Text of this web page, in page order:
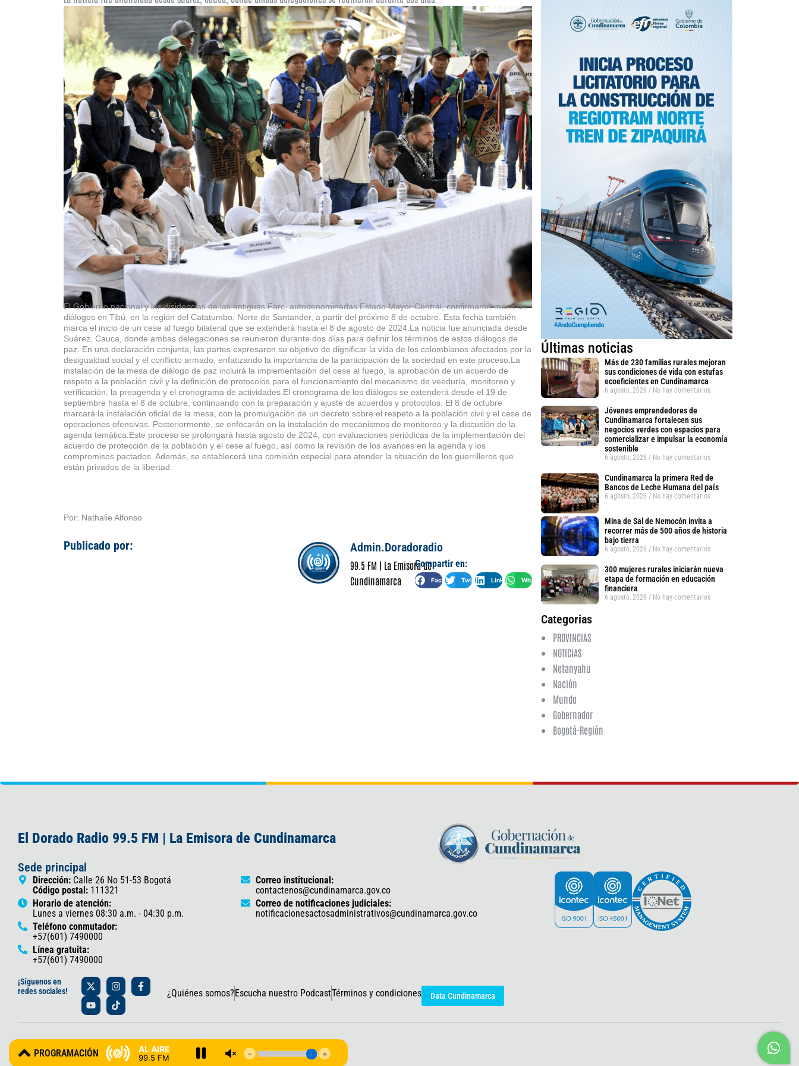
El Gobierno nacional y las disidencias de las antiguas Farc, autodenominadas Estado Mayor Central, confirmaron mesa de
diálogos en Tibú, en la región del Catatumbo, Norte de Santander, a partir del próximo 8 de octubre. Esta fecha también
marca el inicio de un cese al fuego bilateral que se extenderá hasta el 8 de agosto de 2024.La noticia fue anunciada desde
Suárez, Cauca, donde ambas delegaciones se reunieron durante dos días para definir los términos de estos diálogos de
paz. En una declaración conjunta, las partes expresaron su objetivo de dignificar la vida de los colombianos afectados por la
desigualdad social y el conflicto armado, enfatizando la importancia de la participación de la sociedad en este proceso.La
instalación de la mesa de diálogo de paz incluirá la implementación del cese al fuego, la aprobación de un acuerdo de
respeto a la población civil y la definición de protocolos para el funcionamiento del mecanismo de veeduría, monitoreo y
verificación, la preagenda y el cronograma de actividades.El cronograma de los diálogos se extenderá desde el 19 de
septiembre hasta el 8 de octubre, continuando con la preparación y ajuste de acuerdos y protocolos. El 8 de octubre
marcará la instalación oficial de la mesa, con la promulgación de un decreto sobre el respeto a la población civil y el cese de
operaciones ofensivas. Posteriormente, se enfocarán en la instalación de mecanismos de monitoreo y la discusión de la
agenda temática.Este proceso se prolongará hasta agosto de 2024, con evaluaciones periódicas de la implementación del
acuerdo de protección de la población y el cese al fuego, así como la revisión de los avances en la agenda y los
compromisos pactados. Además, se establecerá una comisión especial para atender la situación de los guerrilleros que
están privados de la libertad.
Por: Nathalie Alfonso
Publicado por: Admin.Doradoradio
99.5 FM | La Emisora de
Cundinamarca
Compartir en:
Facebook Twitter LinkedIn WhatsApp
Últimas noticias
Más de 230 familias rurales mejoran
sus condiciones de vida con estufas
ecoeficientes en Cundinamarca
6 agosto, 2026 No hay comentarios
Jóvenes emprendedores de
Cundinamarca fortalecen sus
negocios verdes con espacios para
comercializar e impulsar la economía
sostenible
6 agosto, 2026 No hay comentarios
Cundinamarca la primera Red de
Bancos de Leche Humana del país
6 agosto, 2026 No hay comentarios
Mina de Sal de Nemocón invita a
recorrer más de 500 años de historia
bajo tierra
6 agosto, 2026 No hay comentarios
300 mujeres rurales iniciarán nueva
etapa de formación en educación
financiera
6 agosto, 2026 No hay comentarios
Categorias
PROVINCIAS
NOTICIAS
Netanyahu
Nación
Mundo
Gobernador
Bogotá-Región
El Dorado Radio 99.5 FM | La Emisora de Cundinamarca
Sede principal
Dirección: Calle 26 No 51-53 Bogotá
Código postal: 111321
Horario de atención:
Lunes a viernes 08:30 a.m. - 04:30 p.m.
Teléfono conmutador:
+57(601) 7490000
Línea gratuita:
+57(601) 7490000
Correo institucional:
contactenos@cundinamarca.gov.co
Correo de notificaciones judiciales:
notificacionesactosadministrativos@cundinamarca.gov.co
AL AIRE
99.5 FM
¡Síguenos en
redes sociales!
X
-
t
w
i
t
e
r
I
n
s
t
a
r
a
m
F
a
c
o
k
-
Y
o
u
t
u
e
T
i
k
t
o
¿Quiénes somos?Escucha nuestro PodcastTérminos y condiciones Data Cundinamarca
© 2025 Gobernación de Cundinamarca – Oficina de Prensa y Comunicaciones
PROGRAMACIÓN